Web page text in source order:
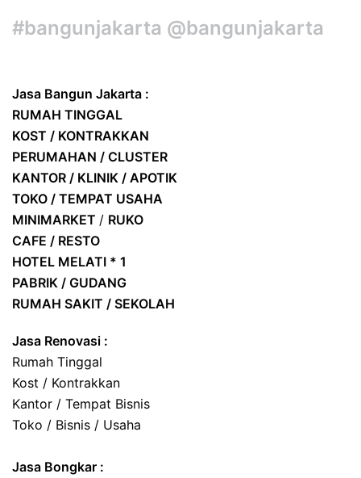
#bangunjakarta @bangunjakarta
Jasa Bangun Jakarta :
RUMAH TINGGAL
KOST / KONTRAKKAN
PERUMAHAN / CLUSTER
KANTOR / KLINIK / APOTIK
TOKO / TEMPAT USAHA
MINIMARKET / RUKO
CAFE / RESTO
HOTEL MELATI * 1
PABRIK / GUDANG
RUMAH SAKIT / SEKOLAH
Jasa Renovasi :
Rumah Tinggal
Kost / Kontrakkan
Kantor / Tempat Bisnis
Toko / Bisnis / Usaha
Jasa Bongkar :